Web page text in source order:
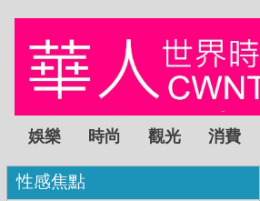
娛樂 時尚 觀光 消費
性感焦點